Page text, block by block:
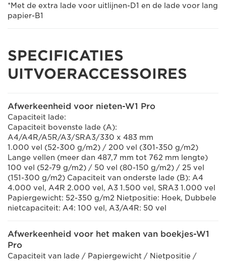
*Met de extra lade voor uitlijnen-D1 en de lade voor lang
papier-B1
SPECIFICATIES
UITVOERACCESSOIRES
Afwerkeenheid voor nieten-W1 Pro
Capaciteit lade:
Capaciteit bovenste lade (A):
A4/A4R/A5R/A3/SRA3/330 x 483 mm
1.000 vel (52-300 g/m2) / 200 vel (301-350 g/m2)
Lange vellen (meer dan 487,7 mm tot 762 mm lengte)
100 vel (52-79 g/m2) / 50 vel (80-150 g/m2) / 25 vel
(151-300 g/m2) Capaciteit van onderste lade (B): A4
4.000 vel, A4R 2.000 vel, A3 1.500 vel, SRA3 1.000 vel
Papiergewicht: 52-350 g/m2 Nietpositie: Hoek, Dubbele
nietcapaciteit: A4: 100 vel, A3/A4R: 50 vel
Afwerkeenheid voor het maken van boekjes-W1
Pro
Capaciteit van lade / Papiergewicht / Nietpositie /